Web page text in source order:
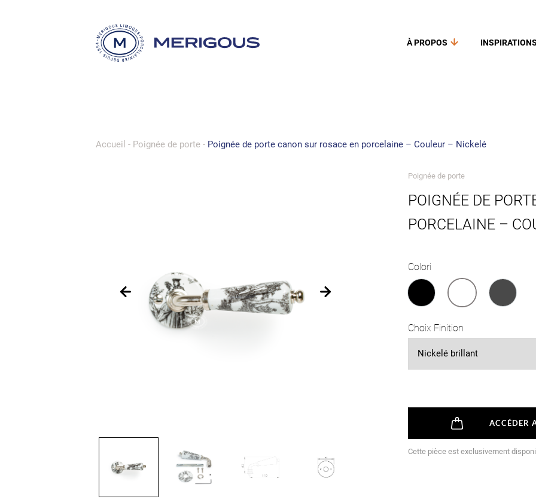
À PROPOS INSPIRATIONS
Accueil - Poignée de porte - Poignée de porte canon sur rosace en porcelaine – Couleur – Nickelé
Poignée de porte
POIGNÉE DE
PORCELAINE –
ACCÉDER
Cette pièce est exclusivement
Colori
Noir BrillantToile de jouyNoir mat
Choix Finition